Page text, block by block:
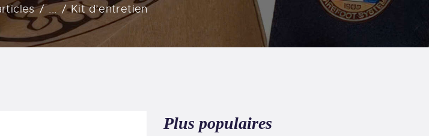
... Kit d’entretien
Plus populaires